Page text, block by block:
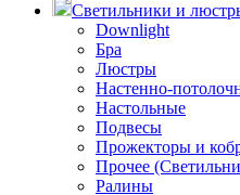
Светильники и
Downlight
Бра
Люстры
Настенно-
Настольные
Подвесы
Прожекторы и
Прочее
Ралины